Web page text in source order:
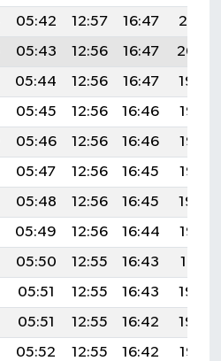
05:42 12:57 16:47
20:01
05:43 12:56 16:47
20:00
05:44 12:56 16:47
19:59
05:45 12:56 16:46
19:58
05:46 12:56 16:46
19:56
05:47 12:56 16:45
19:55
05:48 12:56 16:45
19:54
05:49 12:56 16:44
19:53
05:50 12:55 16:43
19:51
05:51 12:55 16:43
19:50
05:51 12:55 16:42
19:49
05:52 12:55 16:42
19:47